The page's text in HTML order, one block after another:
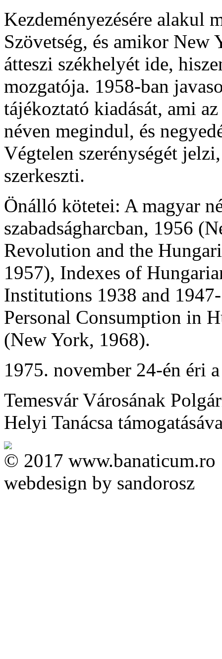
Kezdeményezésére alakul
Szövetség, és amikor New
átteszi székhelyét ide,
mozgatója. 1958-ban
tájékoztató kiadását, ami
néven megindul, és
Végtelen szerénységét
szerkeszti.
Önálló kötetei: A magyar
szabadságharcban, 1956
Revolution and the
1957), Indexes of
Institutions 1938 and
Personal Consumption in
(New York, 1968).
1975. november 24-én éri
Temesvár Városának
Helyi Tanácsa
© 2017 www.banaticum.ro
webdesign by sandorosz